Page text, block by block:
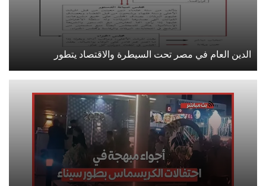
الدين العام في مصر تحت السيطرة والاقتصاد يتطور